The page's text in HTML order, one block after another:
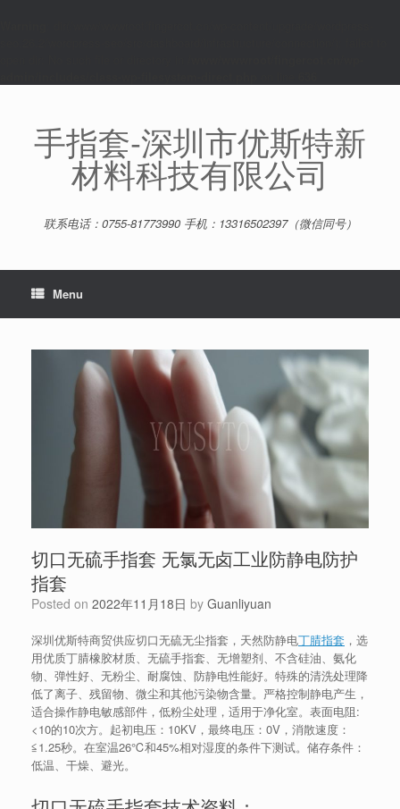
content手指套-深圳市优斯特新
材料科技有限公司
联系电话：0755-81773990 手机：13316502397（微信同号）
Menu
切口无硫手指套 无氯无卤工业防静电防护
指套
Posted on 2022年11月18日 by Guanliyuan
深圳优斯特商贸供应切口无硫无尘指套，天然防静电丁腈指套 ，选
用优质丁腈橡胶材质、无硫手指套、无增塑剂、不含硅油、氨化
物、弹性好、无粉尘、耐腐蚀、防静电性能好。特殊的清洗处理降
低了离子、残留物、微尘和其他污染物含量。严格控制静电产生，
适合操作静电敏感部件，低粉尘处理，适用于净化室。表面电阻:
<10的10次方。起初电压：10KV，最终电压：0V，消散速度：
≦1.25秒。在室温26℃和45%相对湿度的条件下测试。储存条件：
低温、干燥、避光。